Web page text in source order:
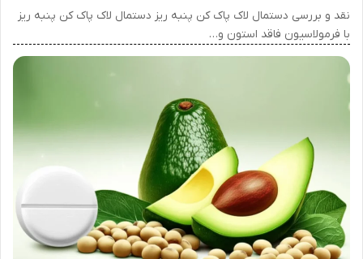
نقد و بررسی دستمال لاک پاک کن پنبه ریز دستمال لاک پاک کن پنبه ریز
با فرمولاسیون فاقد استون و…